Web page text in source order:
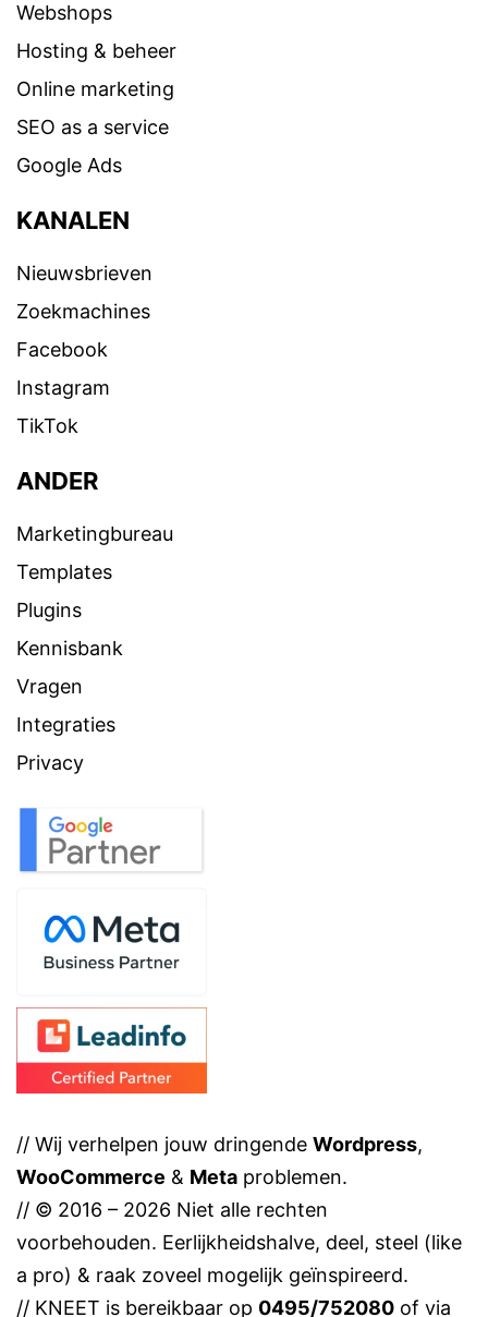
Webshops
Hosting & beheer
Online marketing
SEO as a service
Google Ads
KANALEN
Nieuwsbrieven
Zoekmachines
Facebook
Instagram
TikTok
ANDER
Marketingbureau
Templates
Plugins
Kennisbank
Vragen
Integraties
Privacy
// Wij verhelpen jouw dringende Wordpress,
WooCommerce & Meta problemen.
// © 2016 – 2026 Niet alle rechten
voorbehouden. Eerlijkheidshalve, deel, steel (like
a pro) & raak zoveel mogelijk geïnspireerd.
// KNEET is bereikbaar op 0495/752080 of via